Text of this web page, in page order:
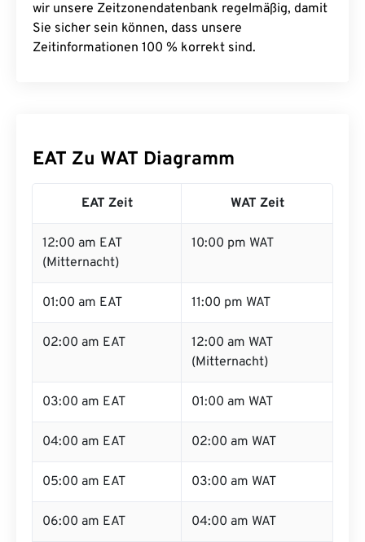
wir unsere Zeitzonendatenbank regelmäßig, damit
Sie sicher sein können, dass unsere
Zeitinformationen 100 % korrekt sind.
EAT Zu WAT Diagramm
EAT Zeit WAT Zeit
12:00 am EAT
(Mitternacht)
10:00 pm WAT
01:00 am EAT 11:00 pm WAT
02:00 am EAT
12:00 am WAT
(Mitternacht)
03:00 am EAT 01:00 am WAT
04:00 am EAT 02:00 am WAT
05:00 am EAT 03:00 am WAT
06:00 am EAT 04:00 am WAT